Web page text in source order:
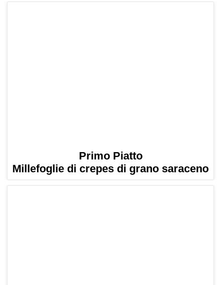
Primo Piatto
Millefoglie di crepes di grano saraceno